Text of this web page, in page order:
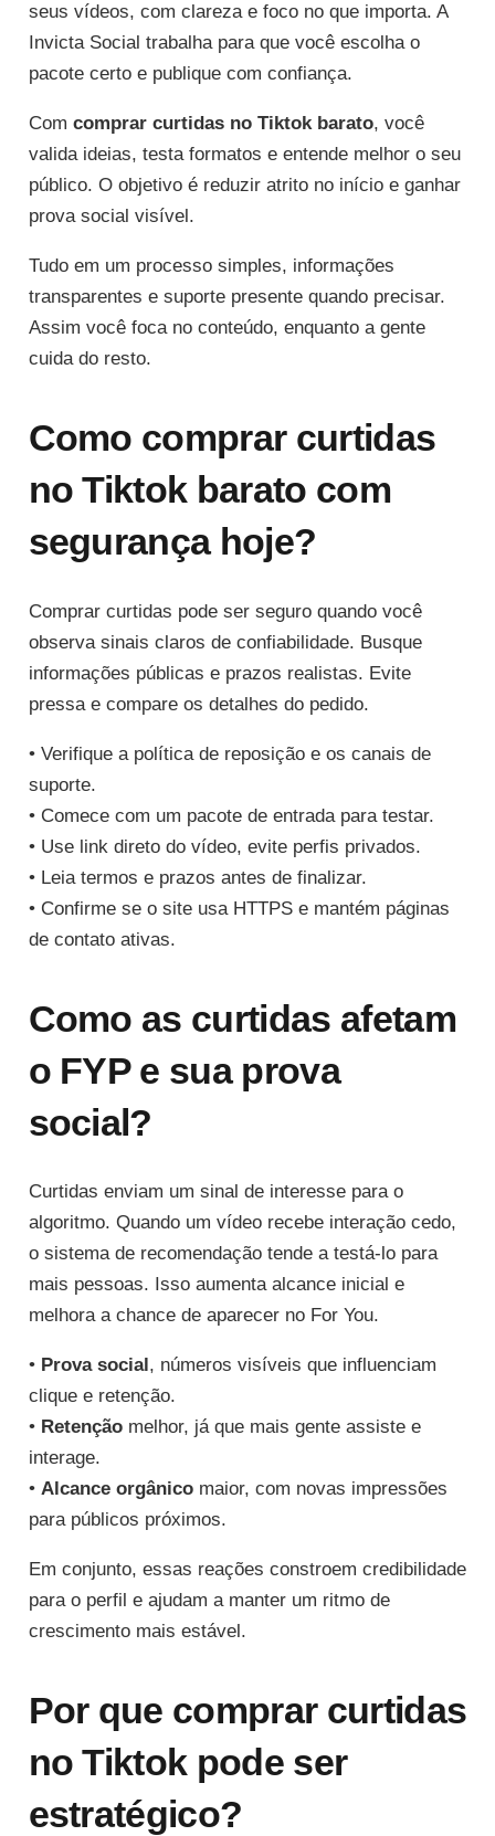
seus vídeos, com clareza e foco no que importa. A
Invicta Social trabalha para que você escolha o
pacote certo e publique com confiança.
Com comprar curtidas no Tiktok barato, você
valida ideias, testa formatos e entende melhor o seu
público. O objetivo é reduzir atrito no início e ganhar
prova social visível.
Tudo em um processo simples, informações
transparentes e suporte presente quando precisar.
Assim você foca no conteúdo, enquanto a gente
cuida do resto.
Como comprar curtidas
no Tiktok barato com
segurança hoje?
Comprar curtidas pode ser seguro quando você
observa sinais claros de confiabilidade. Busque
informações públicas e prazos realistas. Evite
pressa e compare os detalhes do pedido.
• Verifique a política de reposição e os canais de
suporte.
• Comece com um pacote de entrada para testar.
• Use link direto do vídeo, evite perfis privados.
• Leia termos e prazos antes de finalizar.
• Confirme se o site usa HTTPS e mantém páginas
de contato ativas.
Como as curtidas afetam
o FYP e sua prova
social?
Curtidas enviam um sinal de interesse para o
algoritmo. Quando um vídeo recebe interação cedo,
o sistema de recomendação tende a testá-lo para
mais pessoas. Isso aumenta alcance inicial e
melhora a chance de aparecer no For You.
• Prova social , números visíveis que influenciam
clique e retenção.
• Retençãomelhor, já que mais gente assiste e
interage.
• Alcance orgânicomaior, com novas impressões
para públicos próximos.
Em conjunto, essas reações constroem credibilidade
para o perfil e ajudam a manter um ritmo de
crescimento mais estável.
Por que comprar curtidas
no Tiktok pode ser
estratégico?